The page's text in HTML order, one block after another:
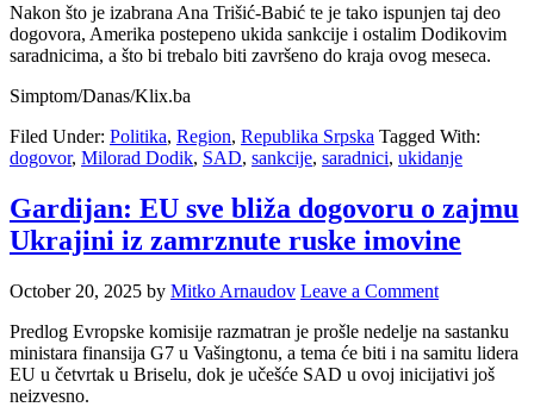
Nakon što je izabrana Ana Trišić-Babić te je tako ispunjen taj deo
dogovora, Amerika postepeno ukida sankcije i ostalim Dodikovim
saradnicima, a što bi trebalo biti završeno do kraja ovog meseca.
Simptom/Danas/Klix.ba
Filed Under: Politika, Region, Republika Srpska Tagged With:
dogovor, Milorad Dodik, SAD, sankcije, saradnici, ukidanje
Gardijan: EU sve bliža dogovoru o zajmu
Ukrajini iz zamrznute ruske imovine
October 20, 2025 by Mitko Arnaudov Leave a Comment
Predlog Evropske komisije razmatran je prošle nedelje na sastanku
ministara finansija G7 u Vašingtonu, a tema će biti i na samitu lidera
EU u četvrtak u Briselu, dok je učešće SAD u ovoj inicijativi još
neizvesno.